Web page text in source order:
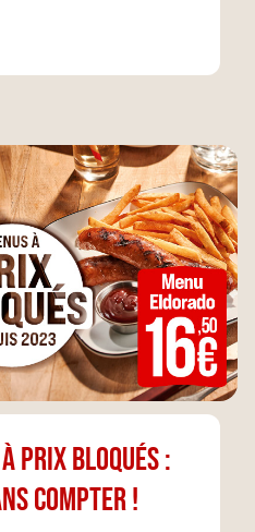
prix bloqués :
compter !